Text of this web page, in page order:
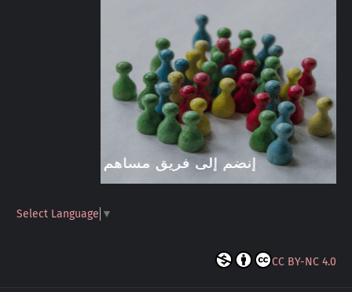
Select Language ▼
CC BY-NC 4.0